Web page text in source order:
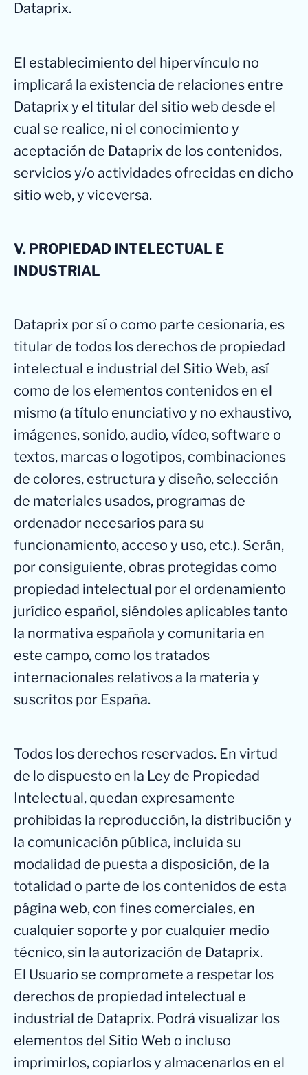
Dataprix.
El establecimiento del hipervínculo no
implicará la existencia de relaciones entre
Dataprix y el titular del sitio web desde el
cual se realice, ni el conocimiento y
aceptación de Dataprix de los contenidos,
servicios y/o actividades ofrecidas en dicho
sitio web, y viceversa.
V. PROPIEDAD INTELECTUAL E
INDUSTRIAL
Dataprix por sí o como parte cesionaria, es
titular de todos los derechos de propiedad
intelectual e industrial del Sitio Web, así
como de los elementos contenidos en el
mismo (a título enunciativo y no exhaustivo,
imágenes, sonido, audio, vídeo, software o
textos, marcas o logotipos, combinaciones
de colores, estructura y diseño, selección
de materiales usados, programas de
ordenador necesarios para su
funcionamiento, acceso y uso, etc.). Serán,
por consiguiente, obras protegidas como
propiedad intelectual por el ordenamiento
jurídico español, siéndoles aplicables tanto
la normativa española y comunitaria en
este campo, como los tratados
internacionales relativos a la materia y
suscritos por España.
Todos los derechos reservados. En virtud
de lo dispuesto en la Ley de Propiedad
Intelectual, quedan expresamente
prohibidas la reproducción, la distribución y
la comunicación pública, incluida su
modalidad de puesta a disposición, de la
totalidad o parte de los contenidos de esta
página web, con fines comerciales, en
cualquier soporte y por cualquier medio
técnico, sin la autorización de Dataprix.
El Usuario se compromete a respetar los
derechos de propiedad intelectual e
industrial de Dataprix. Podrá visualizar los
elementos del Sitio Web o incluso
imprimirlos, copiarlos y almacenarlos en el